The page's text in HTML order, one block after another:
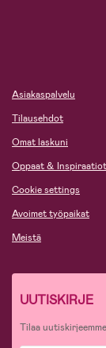
Asiakaspalvelu
Tilausehdot
Omat laskuni
Oppaat &
Cookie settings
Avoimet työpaikat
Meistä
UUTISKIRJE
Tilaa